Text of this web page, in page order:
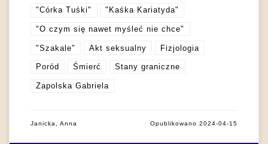
"Córka Tuśki" "Kaśka Kariatyda"
"O czym się nawet myśleć nie chce"
"Szakale" Akt seksualny Fizjologia
Poród Śmierć Stany graniczne
Zapolska Gabriela
Janicka, Anna Opublikowano2024-04-15